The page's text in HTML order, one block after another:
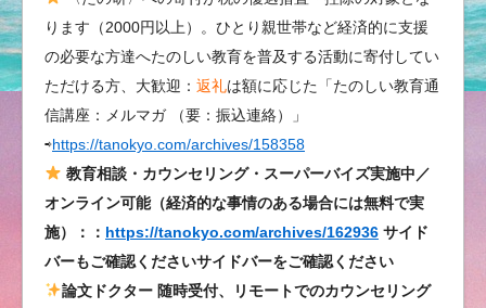
教
育
に
関
わ
る
検
位
が
ります（2000円以上）。ひとり親世帯など経済的に支援
の必要な方達へたのしい教育を普及する活動に寄付してい
ただける方、大歓迎： 返礼は額に応じた「たのしい教育通
信講座：メルマガ （要：振込連絡）」
⇨https://tanokyo.com/archives/158358
教育相談・カウンセリング・スーパーバイズ実施中／
オンライン可能（経済的な事情のある場合には無料で実
施）：： https://tanokyo.com/archives/162936 サイド
バーもご確認くださいサイドバーをご確認ください
論文ドクター 随時受付、リモートでのカウンセリング